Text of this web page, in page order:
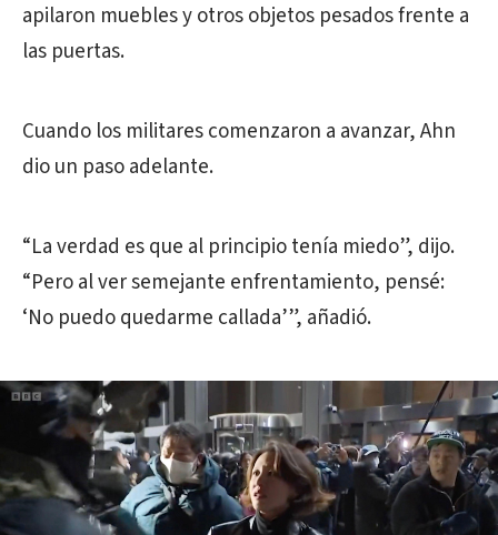
apilaron muebles y otros objetos pesados ​​frente a
las puertas.
Cuando los militares comenzaron a avanzar, Ahn
dio un paso adelante.
“La verdad es que al principio tenía miedo”, dijo.
“Pero al ver semejante enfrentamiento, pensé:
‘No puedo quedarme callada’”, añadió.